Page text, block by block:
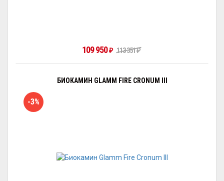
109 950₽ 113 351₽
БИОКАМИН GLAMM FIRE CRONUM III
-3%